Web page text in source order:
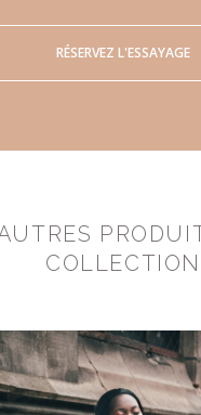
RÉSERVEZ L'ESSAYAGE
COLLECTION